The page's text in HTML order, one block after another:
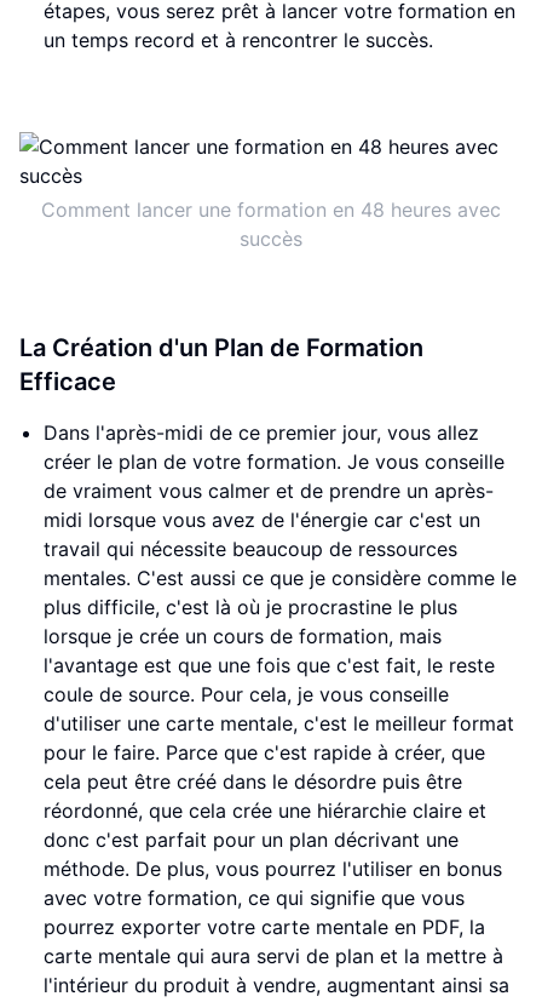
étapes, vous serez prêt à lancer votre formation en
un temps record et à rencontrer le succès.
Comment lancer une formation en 48 heures avec
succès
La Création d'un Plan de Formation
Efficace
Dans l'après-midi de ce premier jour, vous allez
créer le plan de votre formation. Je vous conseille
de vraiment vous calmer et de prendre un après-
midi lorsque vous avez de l'énergie car c'est un
travail qui nécessite beaucoup de ressources
mentales. C'est aussi ce que je considère comme le
plus difficile, c'est là où je procrastine le plus
lorsque je crée un cours de formation, mais
l'avantage est que une fois que c'est fait, le reste
coule de source. Pour cela, je vous conseille
d'utiliser une carte mentale, c'est le meilleur format
pour le faire. Parce que c'est rapide à créer, que
cela peut être créé dans le désordre puis être
réordonné, que cela crée une hiérarchie claire et
donc c'est parfait pour un plan décrivant une
méthode. De plus, vous pourrez l'utiliser en bonus
avec votre formation, ce qui signifie que vous
pourrez exporter votre carte mentale en PDF, la
carte mentale qui aura servi de plan et la mettre à
l'intérieur du produit à vendre, augmentant ainsi sa